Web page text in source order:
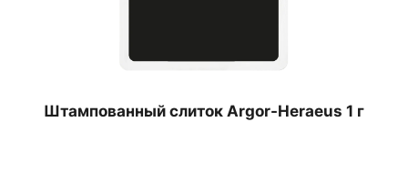
Штампованный слиток Argor-Heraeus 1 г